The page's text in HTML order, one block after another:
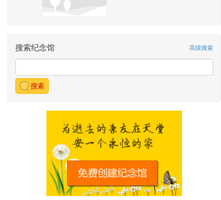
搜索纪念馆 高级搜索
搜索